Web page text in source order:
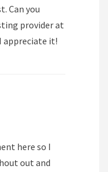
Can you
provider at
appreciate it!
here so I
out and